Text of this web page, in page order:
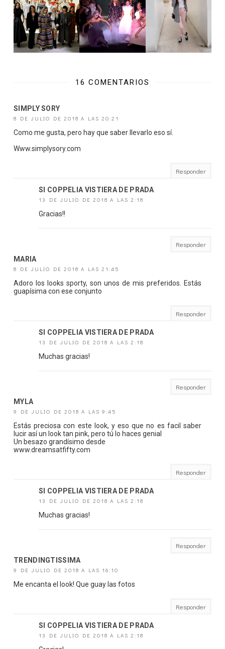
16 COMENTARIOS
SIMPLY SORY
8 DE JULIO DE 2018 A LAS 20:21
Como me gusta, pero hay que saber llevarlo eso sí.
Www.simplysory.com
Responder
SI COPPELIA VISTIERA DE PRADA
13 DE JULIO DE 2018 A LAS 2:18
Gracias!!
Responder
MARIA
8 DE JULIO DE 2018 A LAS 21:45
Adoro los looks sporty, son unos de mis preferidos. Estás
guapísima con ese conjunto
Responder
SI COPPELIA VISTIERA DE PRADA
13 DE JULIO DE 2018 A LAS 2:18
Muchas gracias!
Responder
MYLA
9 DE JULIO DE 2018 A LAS 9:45
Estás preciosa con este look, y eso que no es facil saber
lucir así un look tan pink, pero tú lo haces genial
Un besazo grandísimo desde
www.dreamsatfifty.com
Responder
SI COPPELIA VISTIERA DE PRADA
13 DE JULIO DE 2018 A LAS 2:18
Muchas gracias!
Responder
TRENDINGTISSIMA
9 DE JULIO DE 2018 A LAS 16:10
Me encanta el look! Que guay las fotos
Responder
SI COPPELIA VISTIERA DE PRADA
13 DE JULIO DE 2018 A LAS 2:18